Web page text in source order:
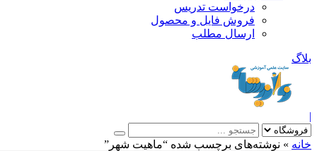
درخواست تدریس
فروش فایل و محصول
ارسال مطلب
»نوشته‌های برچسب شده “ماهیت شهر”